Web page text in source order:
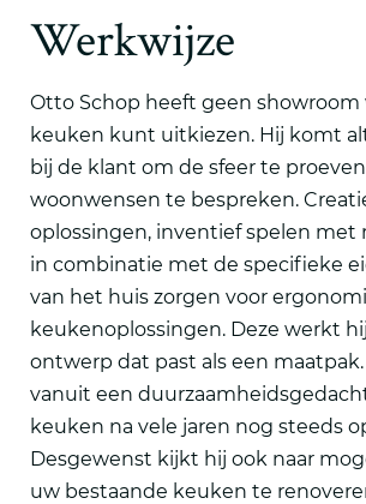
Werkwijze
Otto Schop heeft geen showroom
keuken kunt uitkiezen. Hij komt
bij de klant om de sfeer te
woonwensen te bespreken.
oplossingen, inventief spelen met
in combinatie met de specifieke
van het huis zorgen voor
keukenoplossingen. Deze werkt
ontwerp dat past als een
vanuit een
keuken na vele jaren nog steeds
Desgewenst kijkt hij ook naar
uw bestaande keuken te